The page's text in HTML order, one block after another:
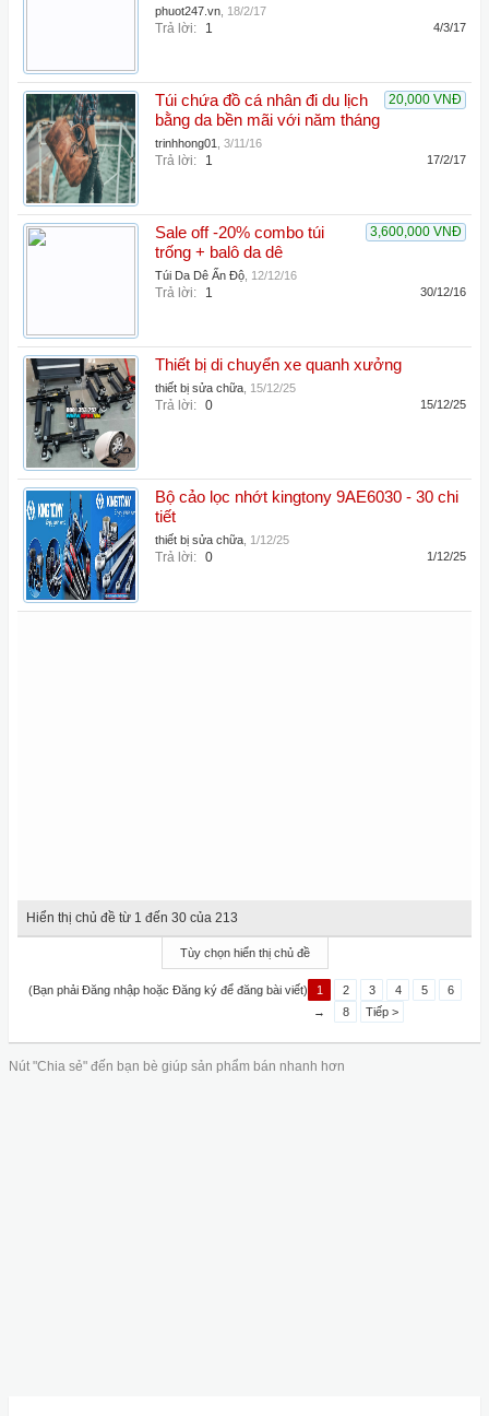
phuot247.vn 18/2/17
Trả lời: 1 4/3/17
20,000 VNĐ
Túi chứa đồ cá nhân đi du lịch
bằng da bền mãi với năm tháng
trinhhong01 3/11/16
Trả lời: 1 17/2/17
3,600,000 VNĐ
Sale off -20% combo túi
trống + balô da dê
Túi Da Dê Ấn Độ 12/12/16
Trả lời: 1 30/12/16
Thiết bị di chuyển xe quanh xưởng
thiết bị sửa chữa 15/12/25
Trả lời: 0 15/12/25
Bộ cảo lọc nhớt kingtony 9AE6030 - 30 chi
tiết
thiết bị sửa chữa 1/12/25
Trả lời: 0 1/12/25
Hiển thị chủ đề từ 1 đến 30 của 213
Tùy chọn hiển thị chủ đề
(Bạn phải Đăng nhập hoặc Đăng ký để đăng bài viết) 1 2 3 4 5
6
→
8 Tiếp >
Nút "Chia sẻ" đến bạn bè giúp sản phẩm bán nhanh hơn